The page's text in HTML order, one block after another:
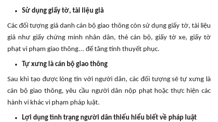
Sử dụng giấy tờ, tài liệu giả
Các đối tượng giả danh cán bộ giao thông còn sử dụng giấy tờ, tài liệu
giả như giấy chứng minh nhân dân, thẻ cán bộ, giấy tờ xe, giấy tờ
phạt vi phạm giao thông... để tăng tính thuyết phục.
Tự xưng là cán bộ giao thông
Sau khi tạo được lòng tin với người dân, các đối tượng sẽ tự xưng là
cán bộ giao thông, yêu cầu người dân nộp phạt hoặc thực hiện các
hành vi khác vi phạm pháp luật.
Lợi dụng tình trạng người dân thiếu hiểu biết về pháp luật